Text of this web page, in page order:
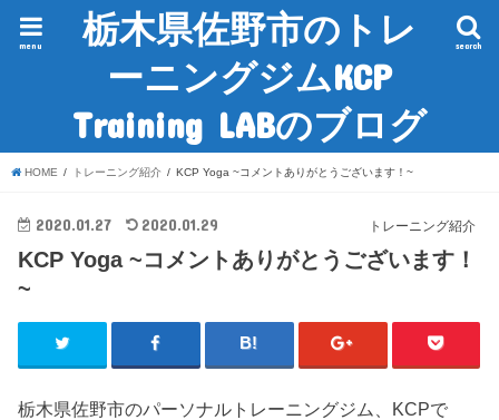
栃木県佐野市のトレ
ーニングジムKCP
Training LABのブログ
search
menu
HOME トレーニング紹介 KCP Yoga ~コメントありがとうございます！~
トレーニング紹介
2020.01.27 2020.01.29
KCP Yoga ~コメントありがとうございます！
~
栃木県佐野市のパーソナルトレーニングジム、KCPで